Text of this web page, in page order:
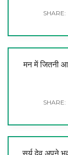
मन में जितनी